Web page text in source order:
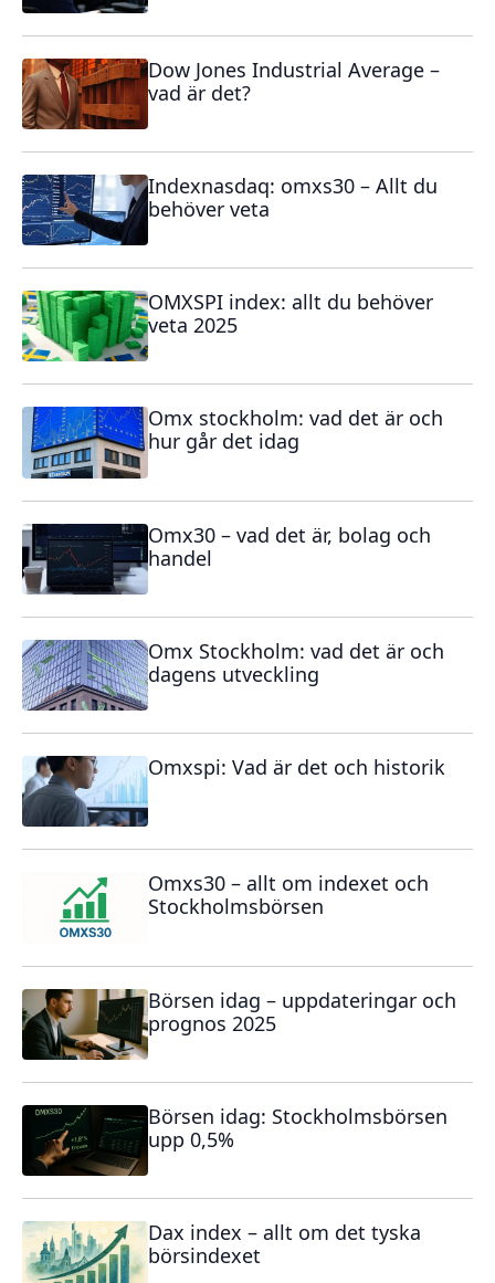
Dow Jones Industrial Average –
vad är det?
Indexnasdaq: omxs30 – Allt du
behöver veta
OMXSPI index: allt du behöver
veta 2025
Omx stockholm: vad det är och
hur går det idag
Omx30 – vad det är, bolag och
handel
Omx Stockholm: vad det är och
dagens utveckling
Omxspi: Vad är det och historik
Omxs30 – allt om indexet och
Stockholmsbörsen
Börsen idag – uppdateringar och
prognos 2025
Börsen idag: Stockholmsbörsen
upp 0,5%
Dax index – allt om det tyska
börsindexet